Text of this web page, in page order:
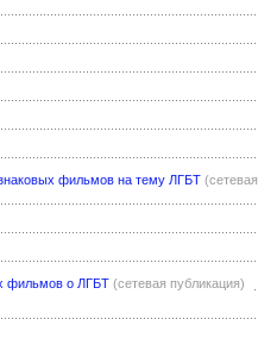
фильмов на тему ЛГБТ (сетевая
фильмов о ЛГБТ (сетевая публикация)